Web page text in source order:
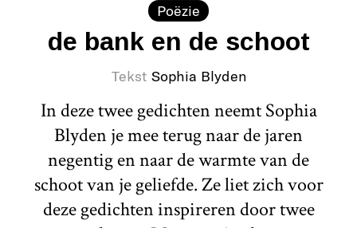
Poëzie
de bank en de schoot
Tekst Sophia Blyden
In deze twee gedichten neemt Sophia
Blyden je mee terug naar de jaren
negentig en naar de warmte van de
schoot van je geliefde. Ze liet zich voor
deze gedichten inspireren door twee